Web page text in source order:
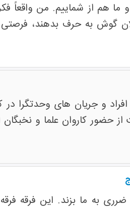
ما هم از شماییم. من
گوش به حرف بدهند،
و جریان های وحدت­گرا در
حضور کاروان علما و
ضرری به ما بزند. این فرقه